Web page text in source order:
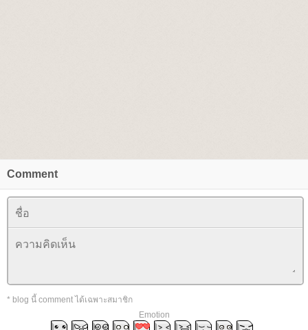
Comment
* blog นี้ comment ได้เฉพาะสมาชิก
Emotion